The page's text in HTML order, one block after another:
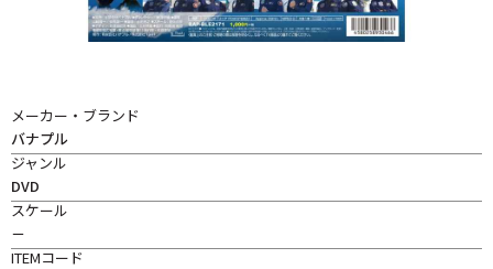
メーカー・ブランド
バナプル
ジャンル
DVD
スケール
－
ITEMコード